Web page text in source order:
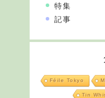
特集
記事
Féile Tokyo
Tin